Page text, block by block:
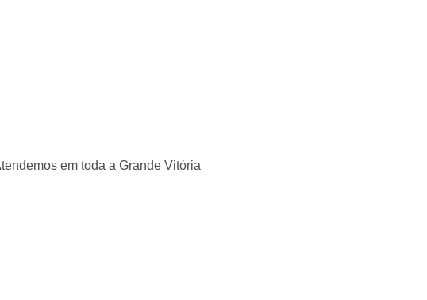
em toda a Grande Vitória